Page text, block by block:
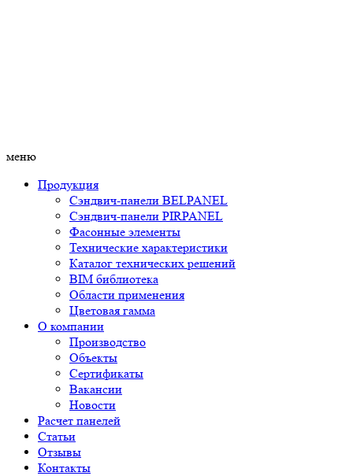
меню
Продукция
Сэндвич-панели BELPANEL
Сэндвич-панели PIRPANEL
Фасонные элементы
Технические характеристики
Каталог технических решений
BIM библиотека
Области применения
Цветовая гамма
О компании
Производство
Объекты
Сертификаты
Вакансии
Новости
Расчет панелей
Статьи
Отзывы
Контакты